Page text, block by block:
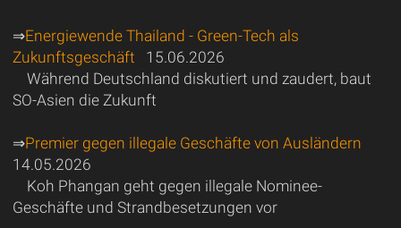
⇒Energiewende Thailand - Green-Tech als
Zukunftsgeschäft 15.06.2026
Während Deutschland diskutiert und zaudert, baut
SO-Asien die Zukunft
⇒Premier gegen illegale Geschäfte von Ausländern
14.05.2026
Koh Phangan geht gegen illegale Nominee-
Geschäfte und Strandbesetzungen vor